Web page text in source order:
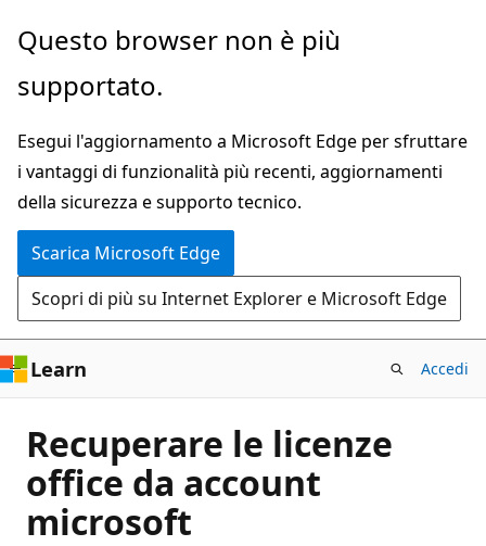
Ignora
passa
contenuto
principale
Questo browser non è più
supportato.
Esegui l'aggiornamento a Microsoft Edge per sfruttare
i vantaggi di funzionalità più recenti, aggiornamenti
della sicurezza e supporto tecnico.
Scarica Microsoft Edge
Scopri di più su Internet Explorer e Microsoft Edge
Learn Accedi
Recuperare le licenze
office da account
microsoft